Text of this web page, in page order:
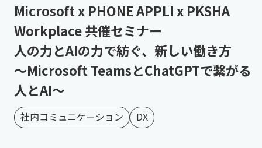
Microsoft x PHONE APPLI x PKSHA
Workplace 共催セミナー
人の力とAIの力で紡ぐ、新しい働き方
～Microsoft TeamsとChatGPTで繋がる
人とAI～
社内コミュニケーション DX